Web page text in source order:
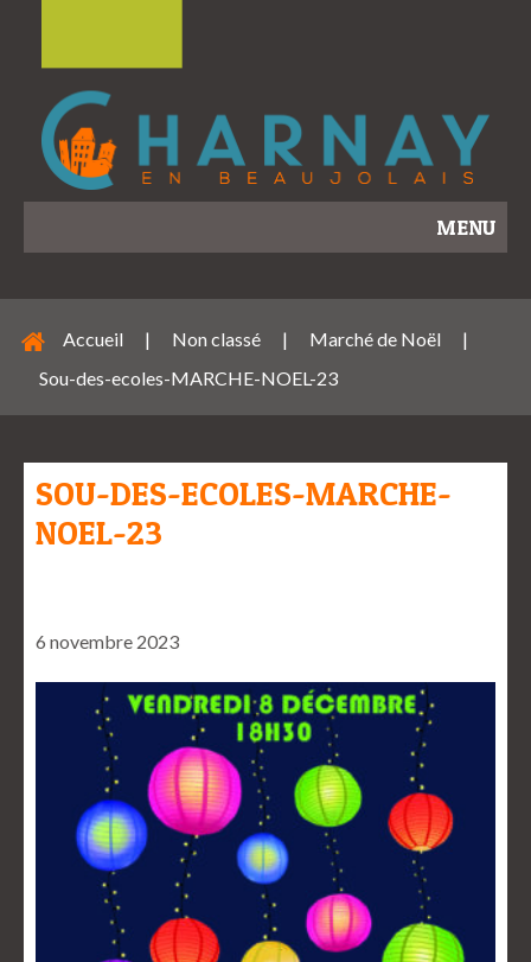
MENU
Accueil | Non classé | Marché de Noël
|
Sou-des-ecoles-MARCHE-NOEL-23
SOU-DES-ECOLES-MARCHE-
NOEL-23
6 novembre 2023